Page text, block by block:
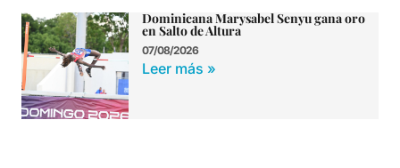
Dominicana Marysabel Senyu gana oro
en Salto de Altura
07/08/2026
Leer más »